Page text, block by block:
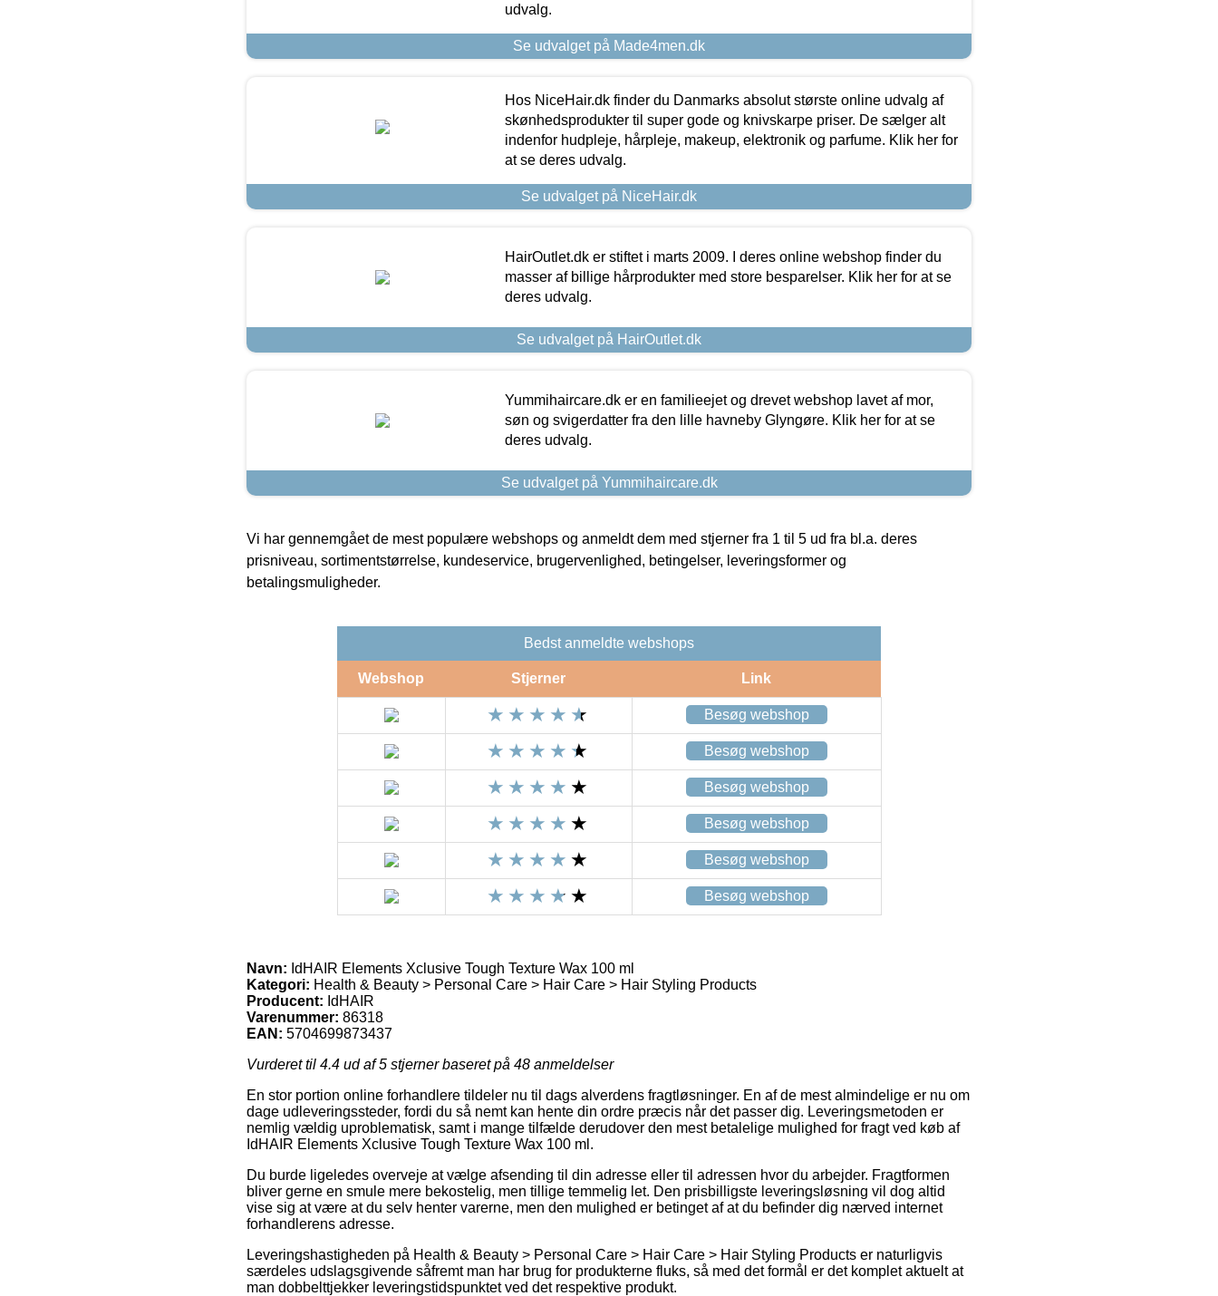
udvalg.
Se udvalget på Made4men.dk
Hos NiceHair.dk finder du Danmarks absolut største online udvalg af
skønhedsprodukter til super gode og knivskarpe priser. De sælger alt
indenfor hudpleje, hårpleje, makeup, elektronik og parfume. Klik her for
at se deres udvalg.
Se udvalget på NiceHair.dk
HairOutlet.dk er stiftet i marts 2009. I deres online webshop finder du
masser af billige hårprodukter med store besparelser. Klik her for at se
deres udvalg.
Se udvalget på HairOutlet.dk
Yummihaircare.dk er en familieejet og drevet webshop lavet af mor,
søn og svigerdatter fra den lille havneby Glyngøre. Klik her for at se
deres udvalg.
Se udvalget på Yummihaircare.dk
Vi har gennemgået de mest populære webshops og anmeldt dem med stjerner fra 1 til 5 ud fra bl.a. deres
prisniveau, sortimentstørrelse, kundeservice, brugervenlighed, betingelser, leveringsformer og
betalingsmuligheder.
Bedst anmeldte webshops
Webshop Stjerner Link
Besøg webshop
Besøg webshop
Besøg webshop
Besøg webshop
Besøg webshop
Besøg webshop
Navn: IdHAIR Elements Xclusive Tough Texture Wax 100 ml
Kategori: Health & Beauty > Personal Care > Hair Care > Hair Styling Products
Producent: IdHAIR
Varenummer: 86318
EAN: 5704699873437
Vurderet til 4.4 ud af 5 stjerner baseret på 48 anmeldelser
En stor portion online forhandlere tildeler nu til dags alverdens fragtløsninger. En af de mest almindelige er nu om
dage udleveringssteder, fordi du så nemt kan hente din ordre præcis når det passer dig. Leveringsmetoden er
nemlig vældig uproblematisk, samt i mange tilfælde derudover den mest betalelige mulighed for fragt ved køb af
IdHAIR Elements Xclusive Tough Texture Wax 100 ml.
Du burde ligeledes overveje at vælge afsending til din adresse eller til adressen hvor du arbejder. Fragtformen
bliver gerne en smule mere bekostelig, men tillige temmelig let. Den prisbilligste leveringsløsning vil dog altid
vise sig at være at du selv henter varerne, men den mulighed er betinget af at du befinder dig nærved internet
forhandlerens adresse.
Leveringshastigheden på Health & Beauty > Personal Care > Hair Care > Hair Styling Products er naturligvis
særdeles udslagsgivende såfremt man har brug for produkterne fluks, så med det formål er det komplet aktuelt at
man dobbelttjekker leveringstidspunktet ved det respektive produkt.